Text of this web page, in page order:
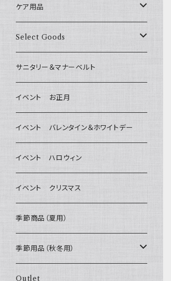
XSサイズ(テープ幅1.0cm) _ リード
Mサイズ(テープ幅2.0cm) _ 首輪&リードセ
季節限定 ハロウィン
季節限定 クリスマス
Wonderful Kitchen / (旧)P-ball
MEAT
FISH
グルテンフリー！ _ DOG TREE
ヒマラヤチーズ！ _ loasis
わんのはな
エリール
O.C.Farm
サークル
サークルカバー
ケア用品
ブラシ類
デンタルケア
除菌・抗菌・消臭
耳
静電気防止スプレー
Select Goods
Bichon Frise
サニタリー＆マナーベルト
イベント お正月
イベント バレンタイン＆ホワイトデー
イベント ハロウィン
イベント クリスマス
季節商品（夏用）
季節用品（秋冬用）
ヒーター
Outlet